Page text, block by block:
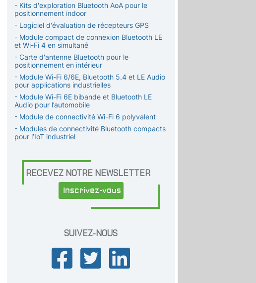
- Kits d'exploration Bluetooth AoA pour le
positionnement indoor
- Logiciel d'évaluation de récepteurs GPS
- Module compact de connexion Bluetooth LE
et Wi-Fi 4 en simultané
- Carte d'antenne Bluetooth pour le
positionnement en intérieur
- Module Wi-Fi 6/6E, Bluetooth 5.4 et LE Audio
pour applications industrielles
- Module Wi-Fi 6E bibande et Bluetooth LE
Audio pour l’automobile
- Module de connectivité Wi-Fi 6 polyvalent
- Modules de connectivité Bluetooth compacts
pour l’IoT industriel
RECEVEZ NOTRE NEWSLETTER
Inscrivez-vous
SUIVEZ-NOUS